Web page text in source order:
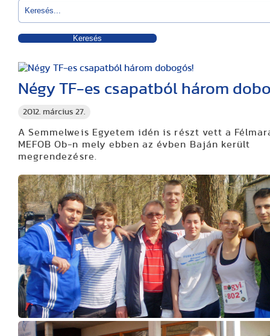
Keresés
2012. március 27.
Négy TF-es csapatból három
A Semmelweis Egyetem idén is részt vett a
MEFOB Ob-n mely ebben az évben Baján került
megrendezésre.